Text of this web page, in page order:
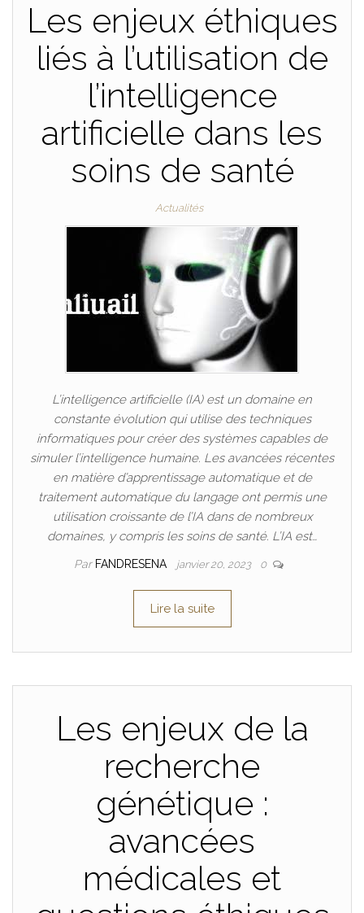
Les enjeux éthiques
liés à l’utilisation de
l’intelligence
artificielle dans les
soins de santé
Actualités
L’intelligence artificielle (IA) est un domaine en
constante évolution qui utilise des techniques
informatiques pour créer des systèmes capables de
simuler l’intelligence humaine. Les avancées récentes
en matière d’apprentissage automatique et de
traitement automatique du langage ont permis une
utilisation croissante de l’IA dans de nombreux
domaines, y compris les soins de santé. L’IA est…
Par FANDRESENA janvier 20, 2023 0
Lire la suite
Les enjeux de la
recherche
génétique :
avancées
médicales et